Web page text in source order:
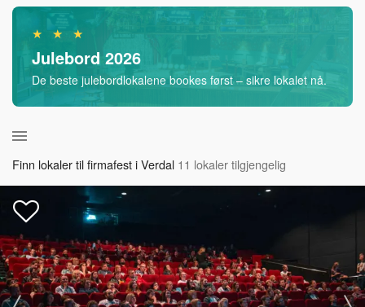
★ ★ ★
Julebord 2026
De beste julebordlokalene bookes først – sikre lokalet nå.
Finn lokaler til firmafest i Verdal 11 lokaler tilgjengelig